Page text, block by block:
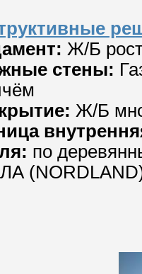
Ж/Б
стены:
Ж/Б
по